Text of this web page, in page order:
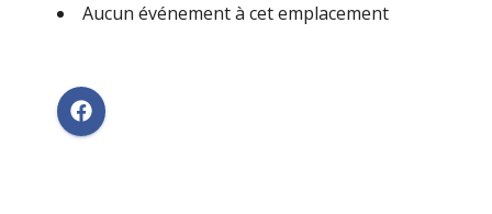
Aucun événement à cet emplacement